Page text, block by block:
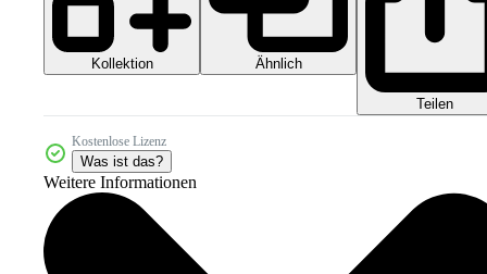
Kollektion Ähnlich
Teilen
Kostenlose Lizenz
Was ist das?
Weitere Informationen